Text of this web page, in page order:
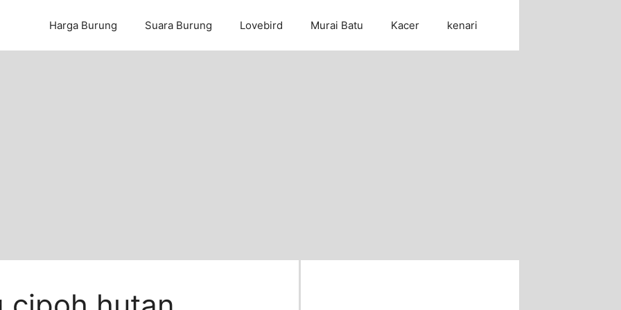
Harga Burung Suara Burung Lovebird Murai Batu Kacer kenari